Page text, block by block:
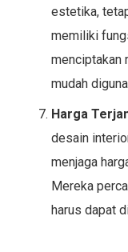
estetika,
memiliki
menciptakan
mudah
Harga
desain
menjaga
Mereka
harus dapat